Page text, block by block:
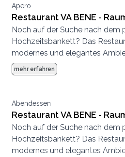
Aussenbereich.
Apero
Restaurant VA BENE -
Noch auf der Suche nach dem
Hochzeitsbankett? Das
modernes und elegantes
Witterung zulässt auch auf der
einladenden Terrasse. Die
Aussenbereich.
mehr erfahren
Abendessen
Restaurant VA BENE -
Noch auf der Suche nach dem
Hochzeitsbankett? Das
modernes und elegantes